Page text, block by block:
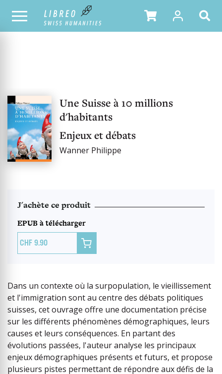
NOTRE CATALOGUE
Une Suisse à 10 millions
d'habitants
Enjeux et débats
Wanner Philippe
J'achète ce produit
EPUB à télécharger
9.90 
Dans un contexte où la surpopulation, le vieillissement
et l'immigration sont au centre des débats politiques
suisses, cet ouvrage offre une documentation précise
sur les différents phénomènes démographiques, leurs
causes et leurs conséquences. En partant des
évolutions passées, l'auteur analyse les principaux
enjeux démographiques présents et futurs, et propose
plusieurs pistes permettant de répondre aux défis de la